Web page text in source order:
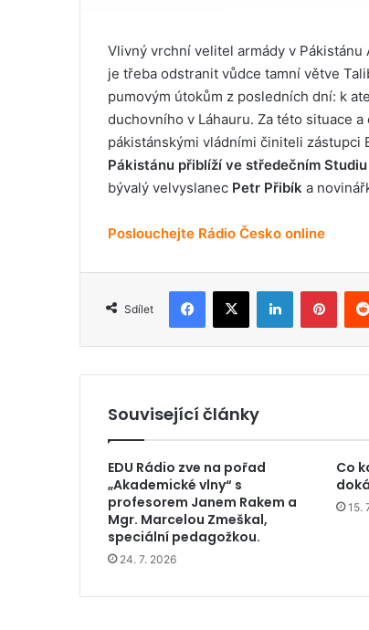
Vlivný vrchní velitel armády v
je třeba odstranit vůdce tamní větve
pumovým útokům z posledních dní: k
duchovního v Láhauru. Za této situace
pákistánskými vládními činiteli zástupci
Pákistánu přiblíží ve středečním
bývalý velvyslanec Petr Přibík a
Poslouchejte Rádio Česko online
Sdílet
Související články
EDU Rádio zve na pořad
„Akademické vlny“ s
profesorem Janem Rakem a
Mgr. Marcelou Zmeškal,
speciální pedagožkou.
24. 7. 2026
Co
15.